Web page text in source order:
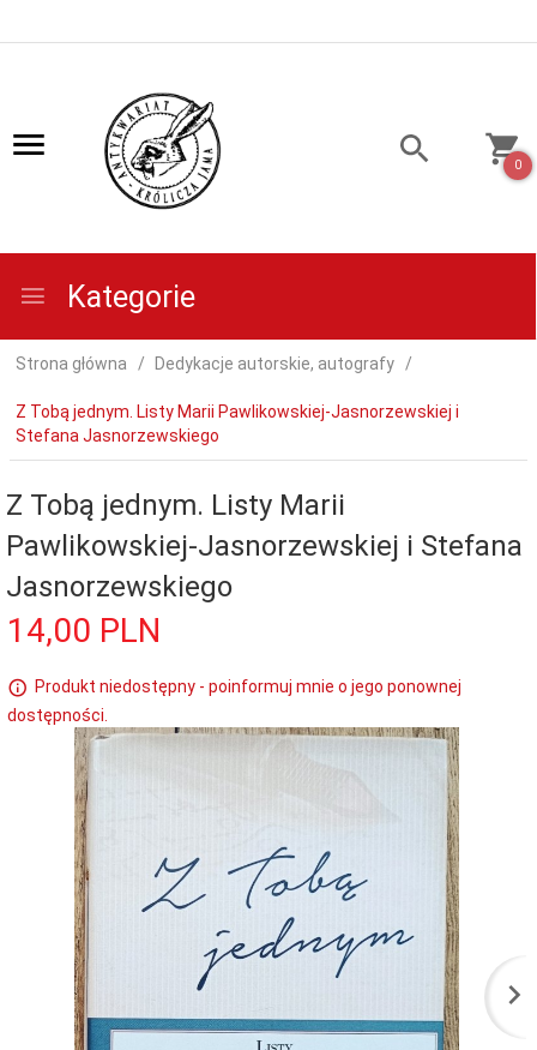
0
Kategorie
Strona główna Dedykacje autorskie, autografy
Z Tobą jednym. Listy Marii Pawlikowskiej-Jasnorzewskiej i
Stefana Jasnorzewskiego
Z Tobą jednym. Listy Marii
Pawlikowskiej-Jasnorzewskiej i Stefana
Jasnorzewskiego
14,00 PLN
Produkt niedostępny - poinformuj mnie o jego ponownej
dostępności.